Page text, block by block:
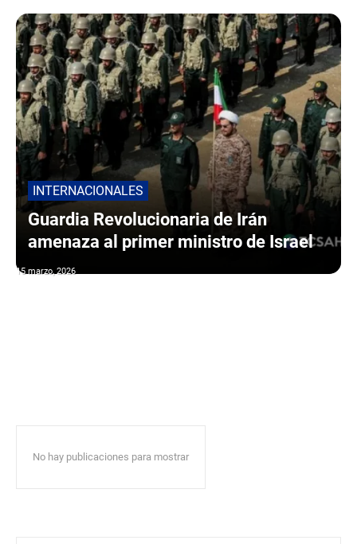
INTERNACIONALES
Guardia Revolucionaria de Irán
amenaza al primer ministro de Israel
15 marzo, 2026
No hay publicaciones para mostrar